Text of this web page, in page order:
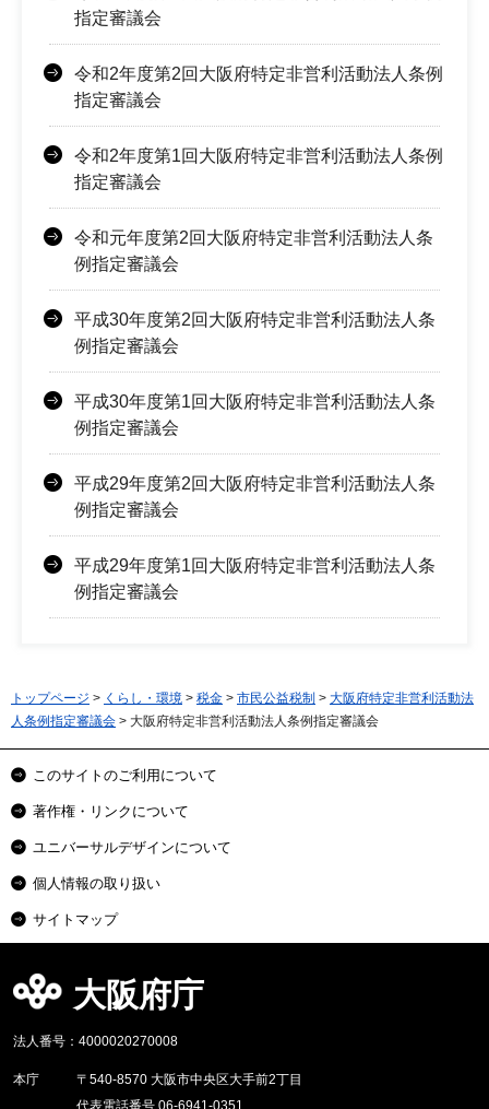
指定審議会
令和2年度第2回大阪府特定非営利活動法人条例
指定審議会
令和2年度第1回大阪府特定非営利活動法人条例
指定審議会
令和元年度第2回大阪府特定非営利活動法人条
例指定審議会
平成30年度第2回大阪府特定非営利活動法人条
例指定審議会
平成30年度第1回大阪府特定非営利活動法人条
例指定審議会
平成29年度第2回大阪府特定非営利活動法人条
例指定審議会
平成29年度第1回大阪府特定非営利活動法人条
例指定審議会
トップページ > くらし・環境 > 税金 > 市民公益税制 > 大阪府特定非営利活動法
人条例指定審議会 > 大阪府特定非営利活動法人条例指定審議会
このサイトのご利用について
著作権・リンクについて
ユニバーサルデザインについて
個人情報の取り扱い
サイトマップ
大阪府庁
法人番号：4000020270008
本庁
〒540-8570 大阪市中央区大手前2丁目
代表電話番号 06-6941-0351